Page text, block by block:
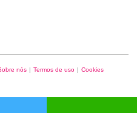
nós | Termos de uso | Cookies